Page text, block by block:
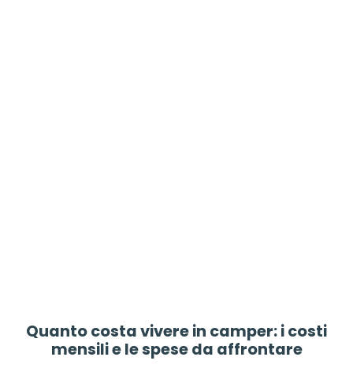
Quanto costa vivere in camper: i costi
mensili e le spese da affrontare